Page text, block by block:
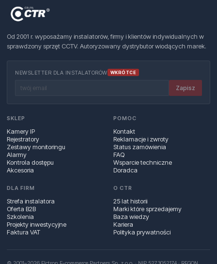
Od 2001 r. wyposażamy instalatorów, firmy i klientów indywidualnych w
sprawdzony sprzęt CCTV. Autoryzowany dystrybutor wiodących marek.
NEWSLETTER DLA INSTALATORÓW WKRÓTCE
Zapisz
SKLEP
Kamery IP
Rejestratory
Zestawy monitoringu
Alarmy
Kontrola dostępu
Akcesoria
POMOC
Kontakt
Reklamacje i zwroty
Status zamówienia
FAQ
Wsparcie techniczne
Doradca
DLA FIRM
Strefa instalatora
Oferta B2B
Szkolenia
Projekty inwestycyjne
Faktura VAT
O CTR
25 lat historii
Marki które sprzedajemy
Baza wiedzy
Kariera
Polityka prywatności